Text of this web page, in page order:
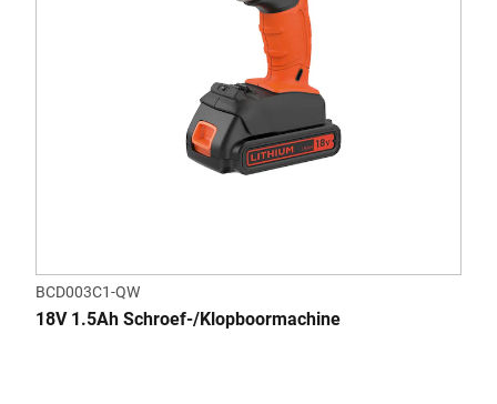
BCD003C1-QW
18V 1.5Ah Schroef-/Klopboormachine